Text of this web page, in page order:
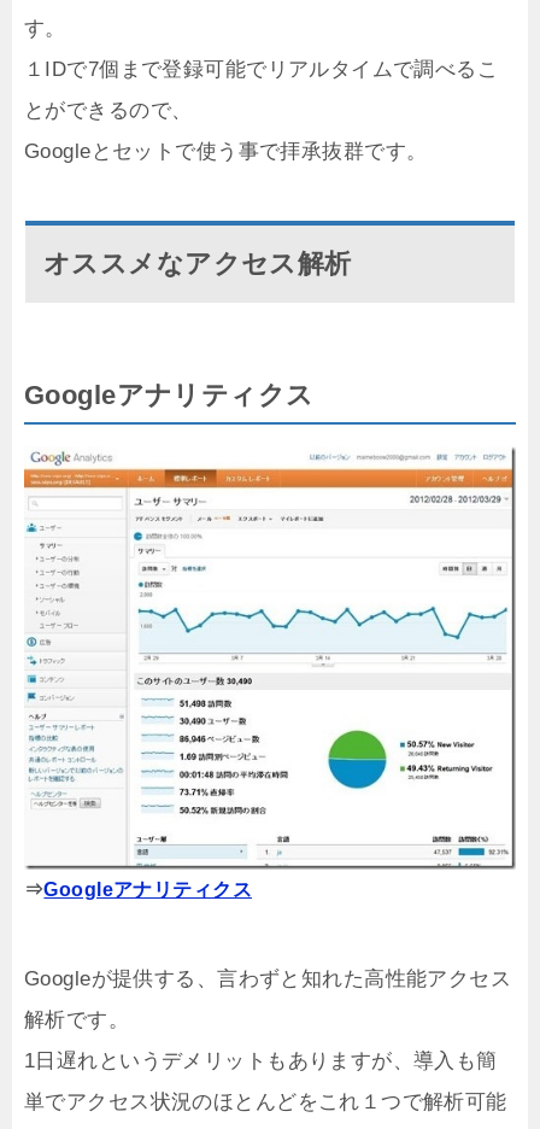
す。
１IDで7個まで登録可能でリアルタイムで調べるこ
とができるので、
Googleとセットで使う事で拝承抜群です。
オススメなアクセス解析
Googleアナリティクス
⇒Googleアナリティクス
Googleが提供する、言わずと知れた高性能アクセス
解析です。
1日遅れというデメリットもありますが、導入も簡
単でアクセス状況のほとんどをこれ１つで解析可能